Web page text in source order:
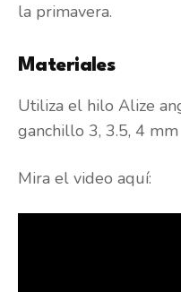
la primavera.
Materiales
Utiliza el hilo Alize
ganchillo 3, 3.5, 4 mm
Mira el video aquí: